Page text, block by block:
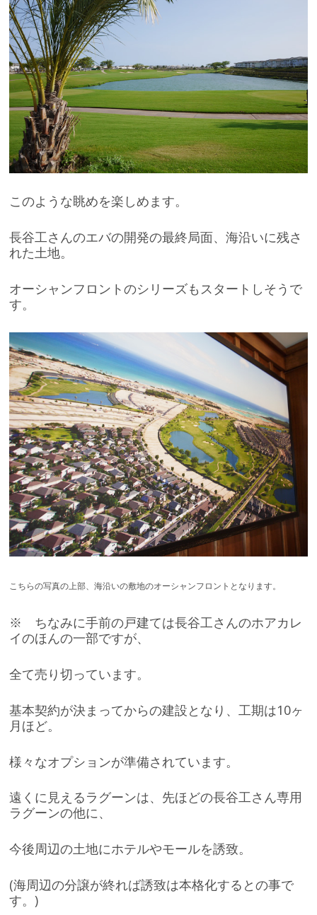
このような眺めを楽しめます。
長谷工さんのエバの開発の最終局面、海沿いに残さ
れた土地。
オーシャンフロントのシリーズもスタートしそうで
す。
こちらの写真の上部、海沿いの敷地のオーシャンフロントとなります。
※ ちなみに手前の戸建ては長谷工さんのホアカレ
イのほんの一部ですが、
全て売り切っています。
基本契約が決まってからの建設となり、工期は10ヶ
月ほど。
様々なオプションが準備されています。
遠くに見えるラグーンは、先ほどの長谷工さん専用
ラグーンの他に、
今後周辺の土地にホテルやモールを誘致。
(海周辺の分譲が終れば誘致は本格化するとの事で
す。)